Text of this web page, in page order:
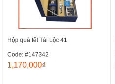
Hộp quà tết Tài Lộc 41
Code: #147342
1,170,000₫